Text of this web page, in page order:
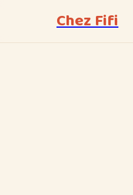
Chez Fifi